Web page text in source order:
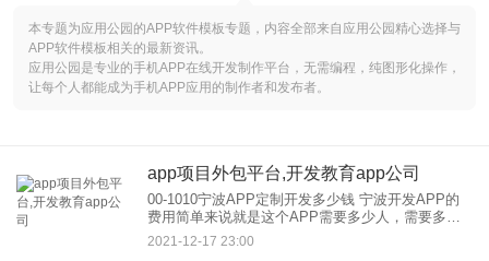
本专题为应用公园的APP软件模板专题，内容全部来自应用公园精心选择与
APP软件模板相关的最新资讯。
应用公园是专业的手机APP在线开发制作平台，无需编程，纯图形化操作，
让每个人都能成为手机APP应用的制作者和发布者。
app项目外包平台,开发教育app公司
00-1010宁波APP定制开发多少钱 宁波开发APP的
费用简单来说就是这个APP需要多少人，需要多长
时间，员工的工资是多少。APP在外包和开发的报
价一般取决于以下几个因素：1。APP支持平台：常
2021-12-17 23:00